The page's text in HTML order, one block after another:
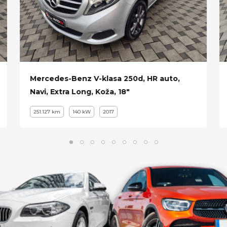
Mercedes-Benz V-klasa 250d, HR auto,
Navi, Extra Long, Koža, 18"
251.127 km 140 kW 2017